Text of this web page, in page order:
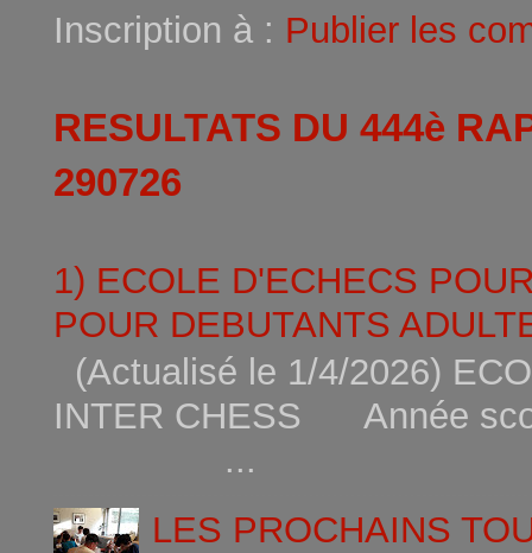
Inscription à : Publier les
RESULTATS DU 444è
290726
1) ECOLE D'ECHECS
POUR DEBUTANTS
(Actualisé le 1/4/2026)
INTER CHESS Année
...
LES PROCHAINS